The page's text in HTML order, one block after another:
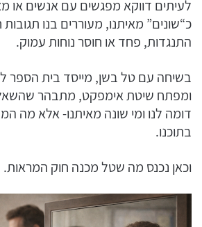
לעיתים דווקא מפגשים עם אנשים או
כ“שונים” מאיתנו, מעוררים בנו
התנגדות, פחד או חוסר נוחות עמוק.
בשיחה עם טל בשן, מייסד בית הספר
ומפתח שיטת אימפקט, מתבהר
דומה לנו ומי שונה מאיתנו- אלא מה
בתוכנו.
וכאן נכנס מה שטל מכנה חוק המראות.